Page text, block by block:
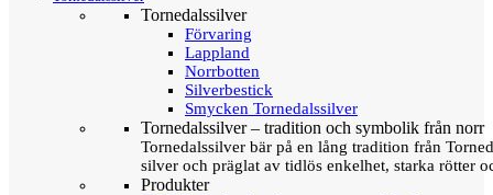
Tornedalssilver
Förvaring
Lappland
Norrbotten
Silverbestick
Smycken Tornedalssilver
Tornedalssilver – tradition och symbolik från norr
Tornedalssilver bär på en lång tradition från
silver och präglat av tidlös enkelhet, starka rötter
Produkter